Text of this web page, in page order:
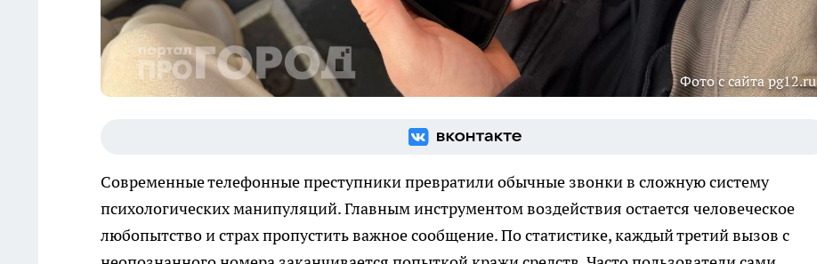
Фото с сайта pg12.ru
Современные телефонные преступники превратили обычные звонки в сложную систему
психологических манипуляций. Главным инструментом воздействия остается человеческое
любопытство и страх пропустить важное сообщение. По статистике, каждый третий вызов с